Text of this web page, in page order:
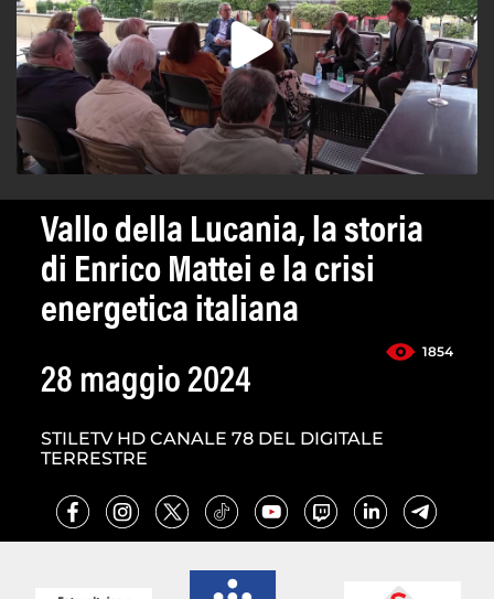
Vallo della Lucania, la storia
di Enrico Mattei e la crisi
energetica italiana
1854
28 maggio 2024
STILETV HD CANALE 78 DEL DIGITALE
TERRESTRE